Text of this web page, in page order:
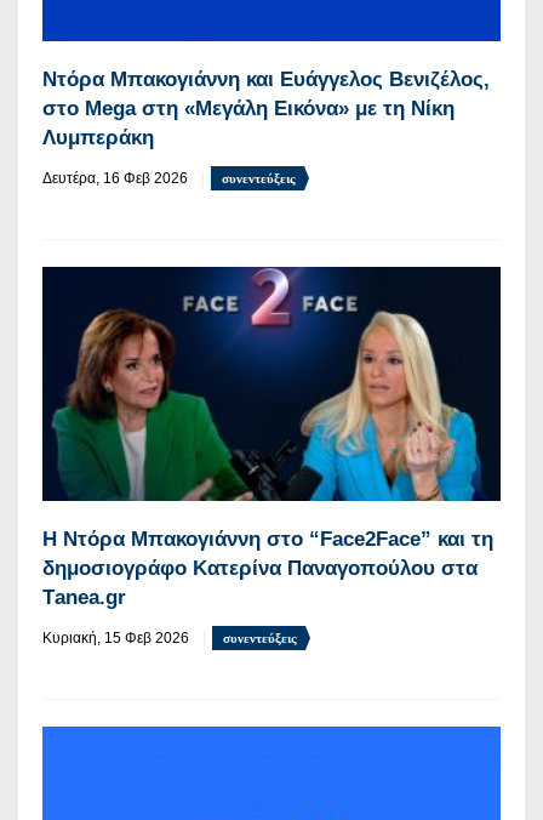
Ντόρα Μπακογιάννη και Ευάγγελος Βενιζέλος,
στο Mega στη «Μεγάλη Εικόνα» με τη Νίκη
Λυμπεράκη
Δευτέρα, 16 Φεβ 2026 συνεντεύξεις
Η Ντόρα Μπακογιάννη στο “Face2Face” και τη
δημοσιογράφο Κατερίνα Παναγοπούλου στα
Τanea.gr
Κυριακή, 15 Φεβ 2026 συνεντεύξεις